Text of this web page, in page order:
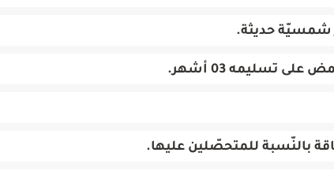
تسليمه 03 أشهر.
بالنّسبة للمتحصّلين عليها.